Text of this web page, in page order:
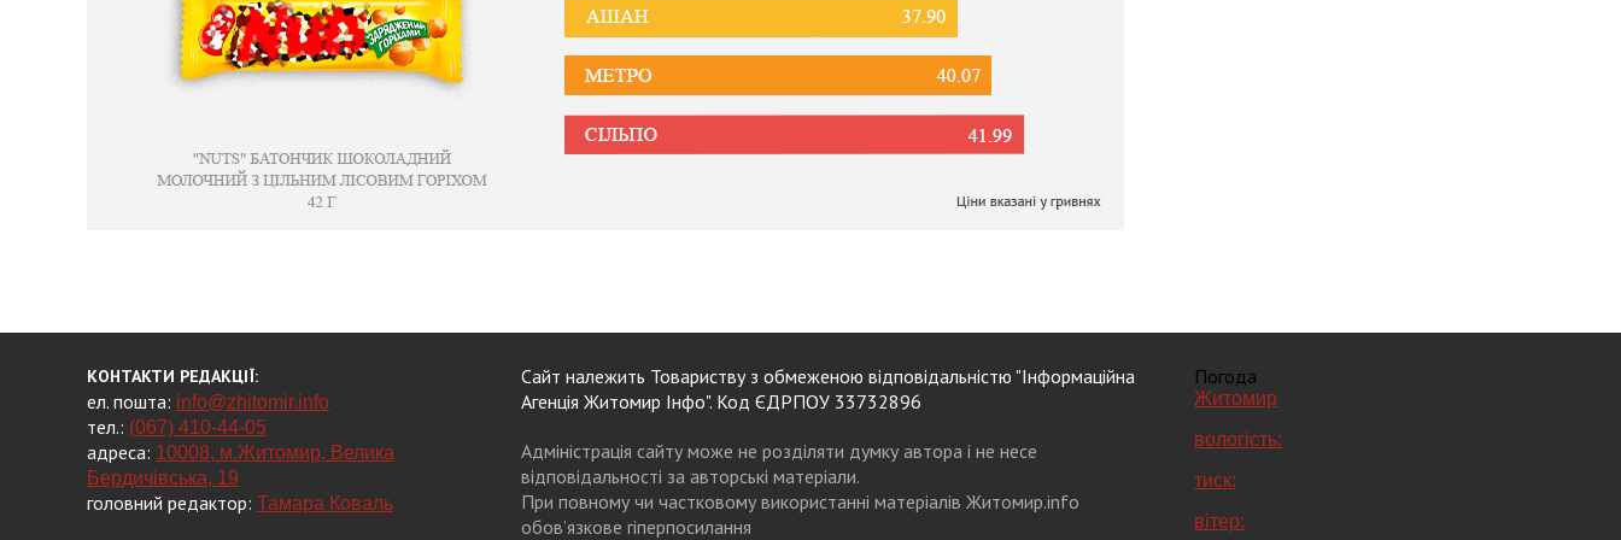
КОНТАКТИ РЕДАКЦІЇ:
ел. пошта: info@zhitomir.info
тел.: (067) 410-44-05
адреса: 10008, м.Житомир, Велика
Бердичівська, 19
головний редактор: Тамара Коваль
Сайт належить Товариству з обмеженою відповідальністю "Інформаційна
Агенція Житомир Інфо". Код ЄДРПОУ 33732896
Адміністрація сайту може не розділяти думку автора і не несе
відповідальності за авторські матеріали.
При повному чи частковому використанні матеріалів Житомир.info
обов’язкове гіперпосилання
Погода
Житомир
вологість:
тиск:
вітер: